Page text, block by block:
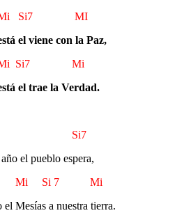
Si7 MI
el viene con la Paz,
Si7 Mi
el trae la Verdad.
el pueblo espera,
Si 7 Mi
Mesías a nuestra tierra.